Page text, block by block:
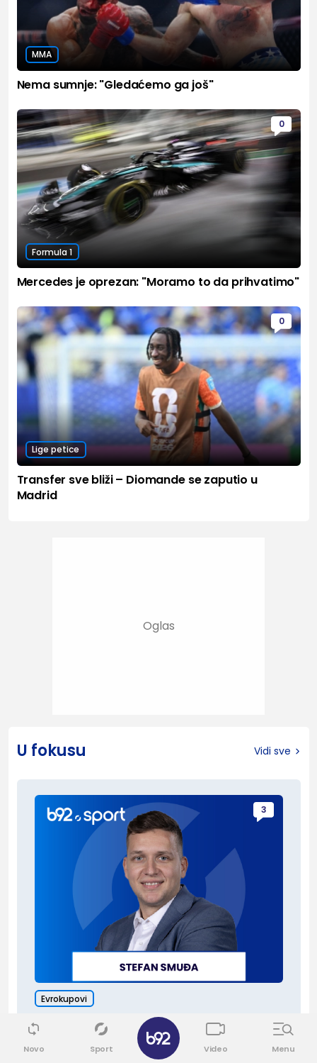
MMA
Nema sumnje: "Gledaćemo ga još"
0
Formula 1
Mercedes je oprezan: "Moramo to da prihvatimo"
0
Lige petice
Transfer sve bliži – Diomande se zaputio u
Madrid
U fokusu Vidi sve
3
Evrokupovi
Partizan zove u pomoć
Novo Sport Video Menu